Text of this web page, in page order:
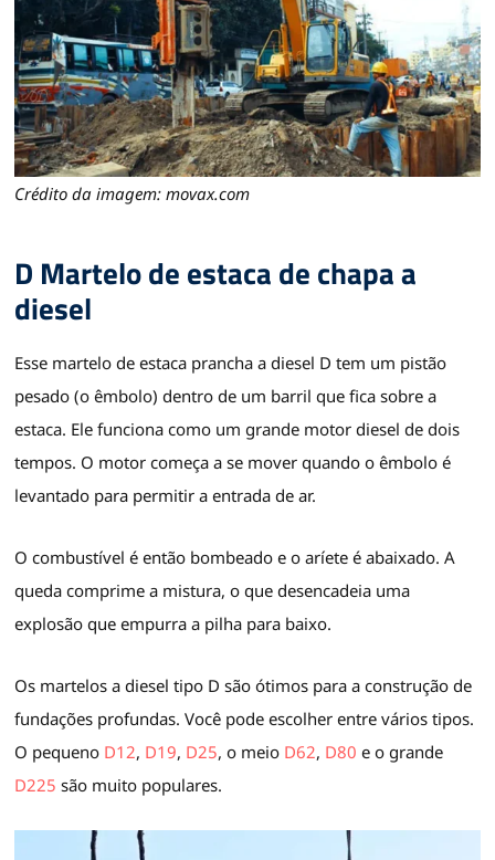
Crédito da imagem: movax.com
D Martelo de estaca de chapa a
diesel
Esse martelo de estaca prancha a diesel D tem um pistão
pesado (o êmbolo) dentro de um barril que fica sobre a
estaca. Ele funciona como um grande motor diesel de dois
tempos. O motor começa a se mover quando o êmbolo é
levantado para permitir a entrada de ar.
O combustível é então bombeado e o aríete é abaixado. A
queda comprime a mistura, o que desencadeia uma
explosão que empurra a pilha para baixo.
Os martelos a diesel tipo D são ótimos para a construção de
fundações profundas. Você pode escolher entre vários tipos.
O pequeno D12, D19, D25, o meio D62, D80 e o grande
D225 são muito populares.